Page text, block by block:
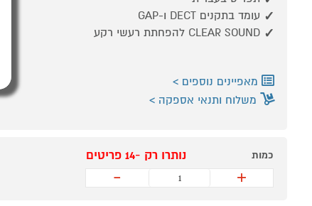
עומד בתקנים DECT ו-GAP
CLEAR SOUND להפחתת רעשי רקע
מאפיינים נוספים
משלוח ותנאי אספקה
כמות נותרו רק -14 פריטים
+
-